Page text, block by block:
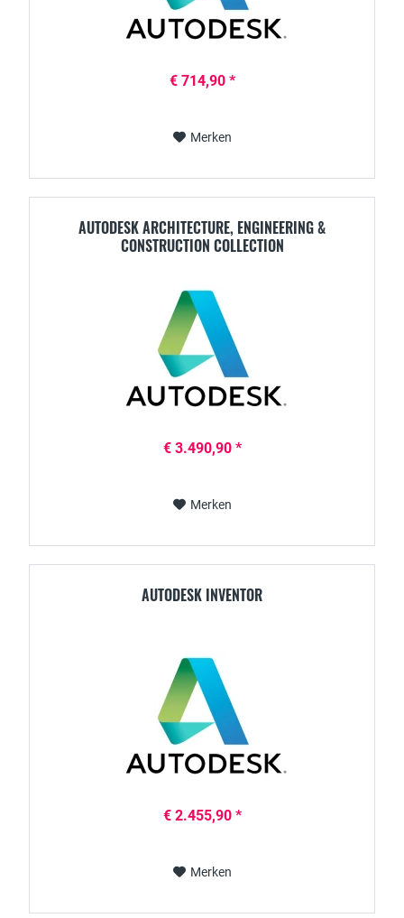
€ 714,90 *
Merken
AUTODESK ARCHITECTURE, ENGINEERING &
CONSTRUCTION COLLECTION
€ 3.490,90 *
Merken
AUTODESK INVENTOR
€ 2.455,90 *
Merken